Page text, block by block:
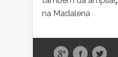
na Madalena